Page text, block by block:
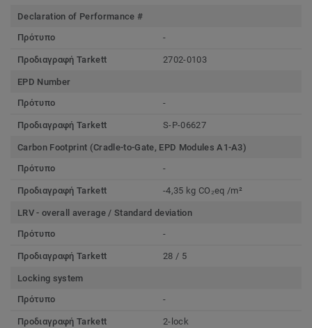
Declaration of Performance #
Πρότυπο
-
Προδιαγραφή Tarkett 2702-0103
EPD Number
Πρότυπο
-
Προδιαγραφή Tarkett S-P-06627
Carbon Footprint (Cradle-to-Gate, EPD Modules A1-A3)
Πρότυπο
-
Προδιαγραφή Tarkett -4,35 kg CO₂eq /m²
LRV - overall average / Standard deviation
Πρότυπο
-
Προδιαγραφή Tarkett 28 / 5
Locking system
Πρότυπο
-
Προδιαγραφή Tarkett 2-lock